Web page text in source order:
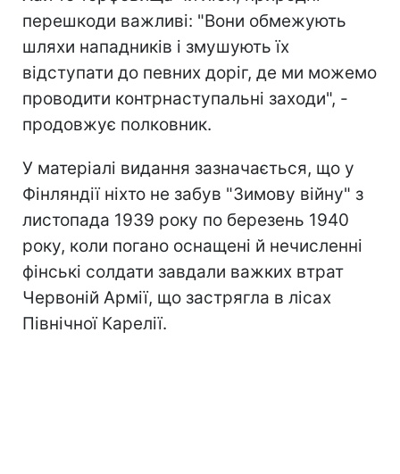
перешкоди важливі: "Вони обмежують
шляхи нападників і змушують їх
відступати до певних доріг, де ми можемо
проводити контрнаступальні заходи", -
продовжує полковник.
У матеріалі видання зазначається, що у
Фінляндії ніхто не забув "Зимову війну" з
листопада 1939 року по березень 1940
року, коли погано оснащені й нечисленні
фінські солдати завдали важких втрат
Червоній Армії, що застрягла в лісах
Північної Карелії.